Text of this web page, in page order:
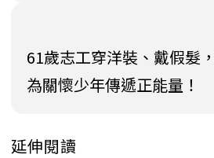
61歲志工穿洋裝、戴假髮
為關懷少年傳遞正能量！
延伸閱讀